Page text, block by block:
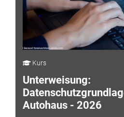
Kurs
Unterweisung:
Autohaus - 2026